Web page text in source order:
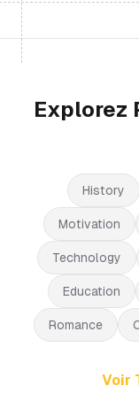
Explorez
History
Motivation
Technology
Education
Romance
Voir